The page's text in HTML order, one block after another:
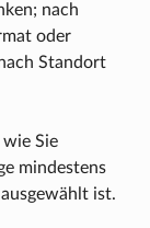
nach
oder
Standort
Sie
mindestens
ist.